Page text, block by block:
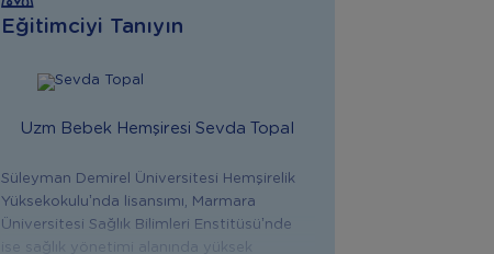
Eğitimciyi Tanıyın
Uzm Bebek HemşiresiSevda Topal
Süleyman Demirel Üniversitesi Hemşirelik
Yüksekokulu’nda lisansımı, Marmara
Üniversitesi Sağlık Bilimleri Enstitüsü’nde
ise sağlık yönetimi alanında yüksek